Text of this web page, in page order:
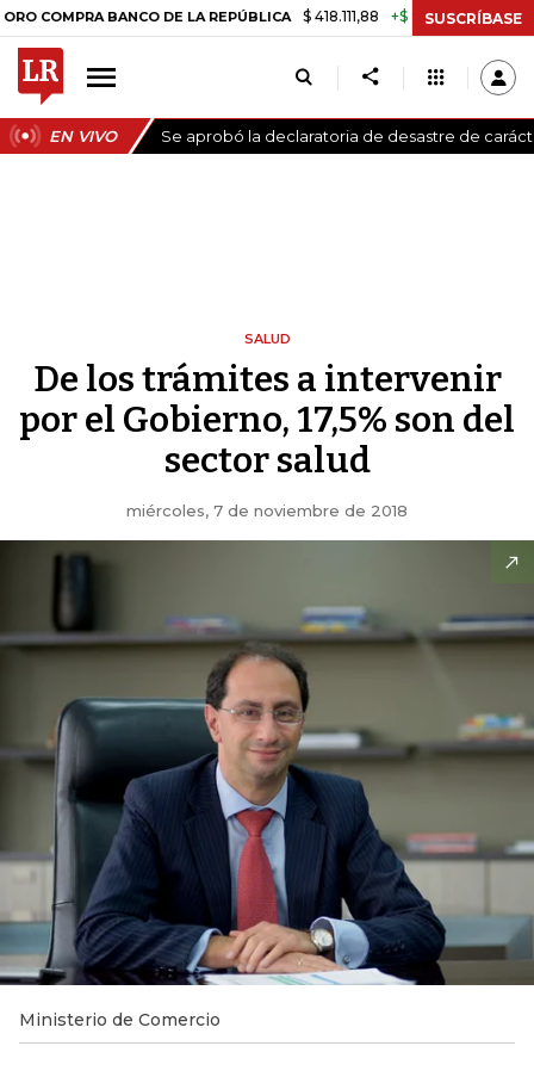
BANCO DE LA REPÚBLICA $ 418.111,88 +$ 9.612,91 +2,35%
SUSCRÍBASE
EN VIVO Se aprobó la declaratoria de desastre de
SALUD
De los trámites a intervenir
por el Gobierno, 17,5% son del
sector salud
miércoles, 7 de noviembre de 2018
Ministerio de Comercio